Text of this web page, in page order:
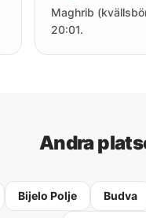
Maghrib
20:01.
Andra
Bijelo Polje Budva